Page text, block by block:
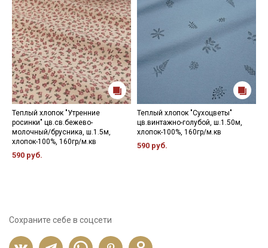
Теплый хлопок "Утренние
росинки" цв.св.бежево-
молочный/брусника, ш.1.5м,
хлопок-100%, 160гр/м.кв
590 руб.
Теплый хлопок "Сухоцветы"
цв.винтажно-голубой, ш.1.50м,
хлопок-100%, 160гр/м.кв
590 руб.
Сохраните себе в соцсети